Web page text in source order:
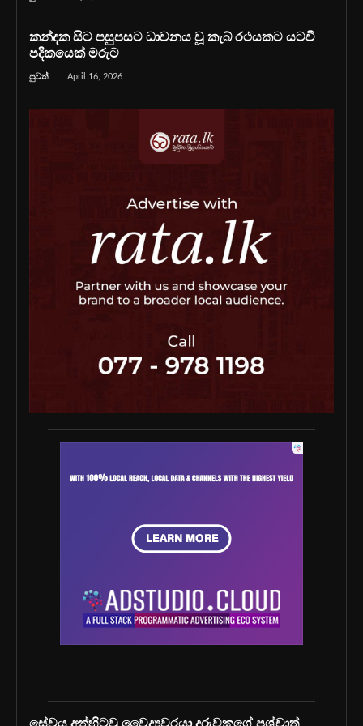
කන්දක සිට පසුපසට ධාවනය වූ කැබ් රථයකට යටවී
පදිකයෙක් මරුට
පුවත් April 16, 2026
සේවය අත්හිටවූ වෛද්‍යවරයා දරුවකුගේ පශ්චාත්